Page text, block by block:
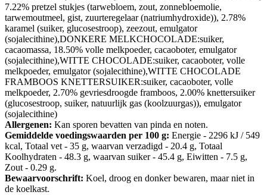
7.22% pretzel stukjes (tarwebloem, zout, zonnebloemolie,
tarwemoutmeel, gist, zuurteregelaar (natriumhydroxide)), 2.78%
karamel (suiker, glucosestroop), zeezout, emulgator
(sojalecithine),DONKERE MELKCHOCOLADE:suiker,
cacaomassa, 18.50% volle melkpoeder, cacaoboter, emulgator
(sojalecithine),WITTE CHOCOLADE:suiker, cacaoboter, volle
melkpoeder, emulgator (sojalecithine),WITTE CHOCOLADE
FRAMBOOS KNETTERSUIKER:suiker, cacaoboter, volle
melkpoeder, 2.70% gevriesdroogde framboos, 2.00% knettersuiker
(glucosestroop, suiker, natuurlijk gas (koolzuurgas)), emulgator
(sojalecithine)
Allergenen: Kan sporen bevatten van pinda en noten.
Gemiddelde voedingswaarden per 100 g: Energie - 2296 kJ / 549
kcal, Totaal vet - 35 g, waarvan verzadigd - 20.4 g, Totaal
Koolhydraten - 48.3 g, waarvan suiker - 45.4 g, Eiwitten - 7.5 g,
Zout - 0.29 g.
Bewaarvoorschrift: Koel, droog en donker bewaren, maar niet in
de koelkast.